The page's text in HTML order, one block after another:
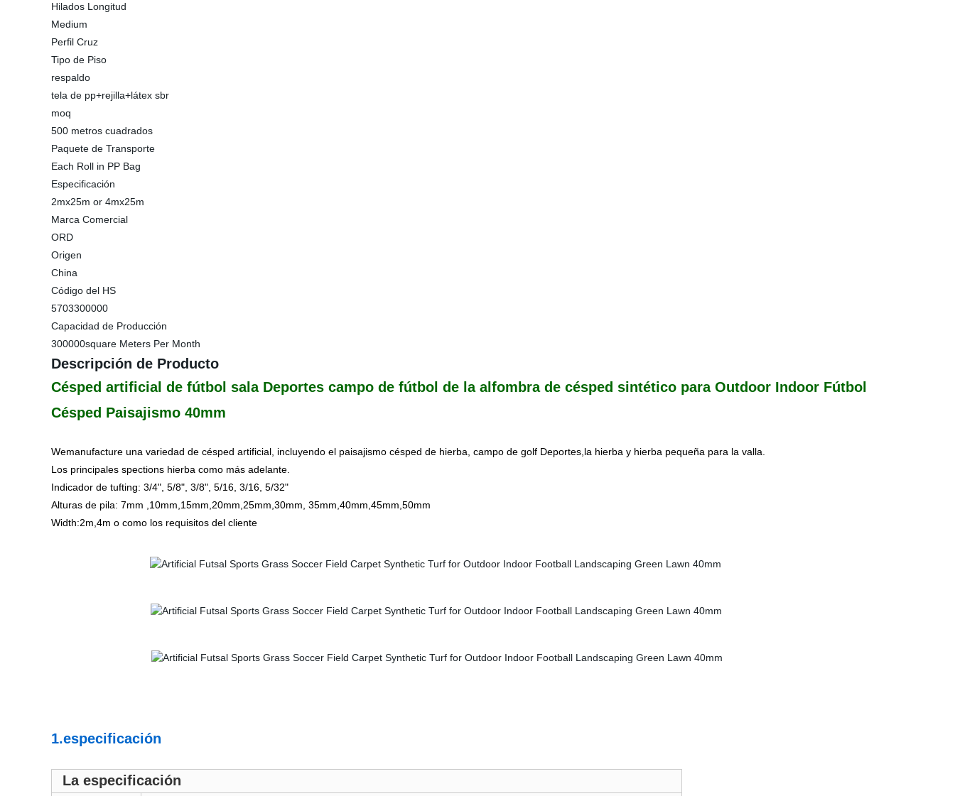
Hilados Longitud
Medium
Perfil Cruz
Tipo de Piso
respaldo
tela de pp+rejilla+látex sbr
moq
500 metros cuadrados
Paquete de Transporte
Each Roll in PP Bag
Especificación
2mx25m or 4mx25m
Marca Comercial
ORD
Origen
China
Código del HS
5703300000
Capacidad de Producción
300000square Meters Per Month
Descripción de Producto
Césped artificial de fútbol sala Deportes campo de fútbol de la alfombra de césped sintético para Outdoor Indoor Fútbol
Césped Paisajismo 40mm
Wemanufacture una variedad de césped artificial, incluyendo el paisajismo césped de hierba, campo de golf Deportes,la hierba y hierba pequeña para la valla.
Los principales spections hierba como más adelante.
Indicador de tufting: 3/4", 5/8", 3/8", 5/16, 3/16, 5/32"
Alturas de pila: 7mm ,10mm,15mm,20mm,25mm,30mm, 35mm,40mm,45mm,50mm
Width:2m,4m o como los requisitos del cliente
1.especificación
La especificación